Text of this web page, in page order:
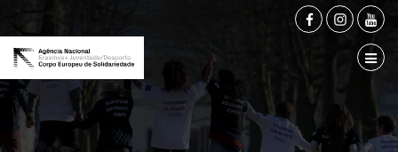
FACEBOOK